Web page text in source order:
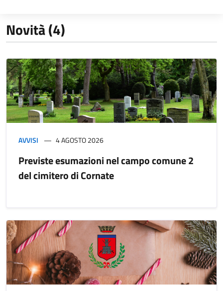
Novità (4)
AVVISI 4 AGOSTO 2026
Previste esumazioni nel campo comune 2
del cimitero di Cornate